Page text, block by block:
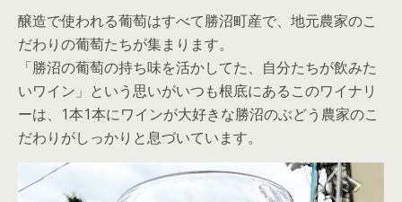
醸造で使われる葡萄はすべて勝沼町産で、地元農家のこ
だわりの葡萄たちが集まります。
「勝沼の葡萄の持ち味を活かしてた、自分たちが飲みた
いワイン」という思いがいつも根底にあるこのワイナリ
ーは、1本1本にワインが大好きな勝沼のぶどう農家のこ
だわりがしっかりと息づいています。